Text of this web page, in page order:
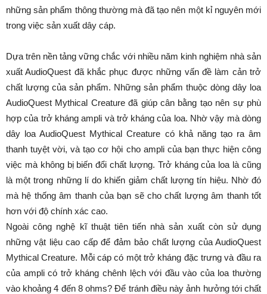
những sản phẩm thông thường mà đã tạo nên một kỉ nguyên mới
trong việc sản xuất dây cáp.
Dựa trên nền tảng vững chắc với nhiều năm kinh nghiệm nhà sản
xuất AudioQuest đã khắc phục được những vấn đề làm cản trở
chất lượng của sản phẩm. Những sản phẩm thuộc dòng dây loa
AudioQuest Mythical Creature đã giúp cân bằng tạo nên sự phù
hợp của trở kháng ampli và trở kháng của loa. Nhờ vậy mà dòng
dây loa AudioQuest Mythical Creature có khả năng tạo ra âm
thanh tuyệt vời, và tạo cơ hội cho ampli của bạn thực hiện công
việc mà không bị biến đổi chất lượng. Trở kháng của loa là cũng
là một trong những lí do khiến giảm chất lượng tín hiệu. Nhờ đó
mà hệ thống âm thanh của bạn sẽ cho chất lượng âm thanh tốt
hơn với độ chính xác cao.
Ngoài công nghệ kĩ thuật tiên tiến nhà sản xuất còn sử dụng
những vật liệu cao cấp để đảm bảo chất lượng của AudioQuest
Mythical Creature. Mỗi cáp có một trở kháng đặc trưng và đầu ra
của ampli có trở kháng chênh lệch với đầu vào của loa thường
vào khoảng 4 đến 8 ohms? Để tránh điều này ảnh hưởng tới chất